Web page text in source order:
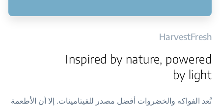
HarvestFresh
Inspired by nature, powered
by light
تُعد الفواكه والخضروات أفضل مصدر للفيتامينات. إلا أن الأطعمة